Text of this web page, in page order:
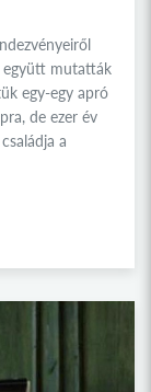
együtt mutatták
egy-egy apró
de ezer év
a